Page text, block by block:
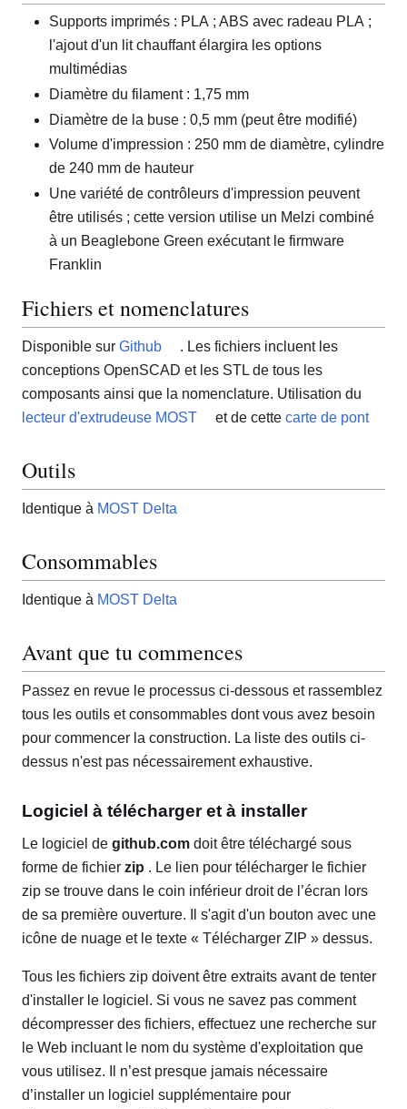
Supports imprimés : PLA ; ABS avec radeau PLA ;
l'ajout d'un lit chauffant élargira les options
multimédias
Diamètre du filament : 1,75 mm
Diamètre de la buse : 0,5 mm (peut être modifié)
Volume d'impression : 250 mm de diamètre, cylindre
de 240 mm de hauteur
Une variété de contrôleurs d'impression peuvent
être utilisés ; cette version utilise un Melzi combiné
à un Beaglebone Green exécutant le firmware
Franklin
Fichiers et nomenclatures
Disponible sur Github
. Les fichiers incluent les
conceptions OpenSCAD et les STL de tous les
composants ainsi que la nomenclature. Utilisation du
lecteur d'extrudeuse MOST
et de cette carte de pont
Outils
Identique à MOST Delta
Consommables
Identique à MOST Delta
Avant que tu commences
Passez en revue le processus ci-dessous et rassemblez
tous les outils et consommables dont vous avez besoin
pour commencer la construction. La liste des outils ci-
dessus n'est pas nécessairement exhaustive.
Logiciel à télécharger et à installer
Le logiciel de github.com doit être téléchargé sous
forme de fichier zip . Le lien pour télécharger le fichier
zip se trouve dans le coin inférieur droit de l’écran lors
de sa première ouverture. Il s'agit d'un bouton avec une
icône de nuage et le texte « Télécharger ZIP » dessus.
Tous les fichiers zip doivent être extraits avant de tenter
d'installer le logiciel. Si vous ne savez pas comment
décompresser des fichiers, effectuez une recherche sur
le Web incluant le nom du système d'exploitation que
vous utilisez. Il n’est presque jamais nécessaire
d’installer un logiciel supplémentaire pour